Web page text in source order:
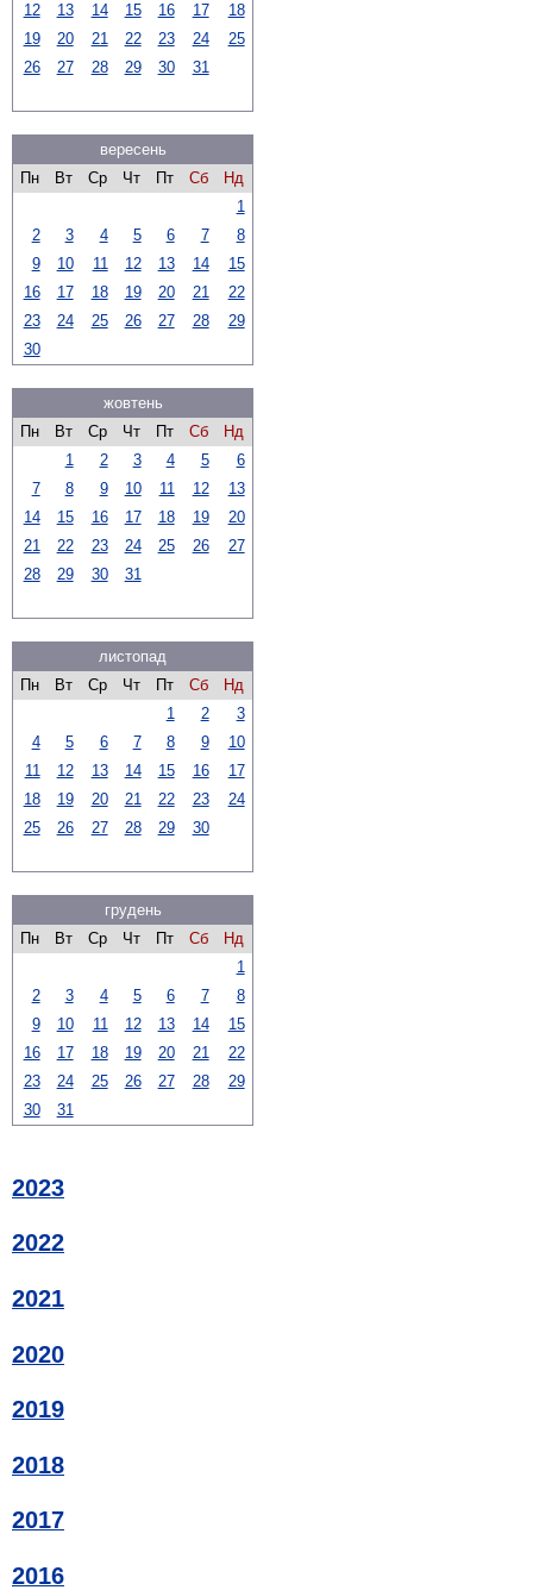
12 13 14 15 16 17
18
19
20 21 22 23 24
25
26
27 28 29 30 31
вересень
Пн
Вт Ср Чт Пт Сб
Нд
1
2
3 4 5 6 7
8
9
10 11 12 13 14
15
16
17 18 19 20 21
22
23
24 25 26 27 28
29
30
жовтень
Пн
Вт Ср Чт Пт Сб
Нд
1
2 3 4 5
6
7
8 9 10 11 12
13
14
15 16 17 18 19
20
21
22 23 24 25 26
27
28
29 30 31
листопад
Пн
Вт Ср Чт Пт Сб
Нд
1
2
3
4
5 6 7 8 9
10
11
12 13 14 15 16
17
18
19 20 21 22 23
24
25
26 27 28 29 30
грудень
Пн
Вт Ср Чт Пт Сб
Нд
1
2
3 4 5 6 7
8
9
10 11 12 13 14
15
16
17 18 19 20 21
22
23
24 25 26 27 28
29
30
31
2023
2022
2021
2020
2019
2018
2017
2016